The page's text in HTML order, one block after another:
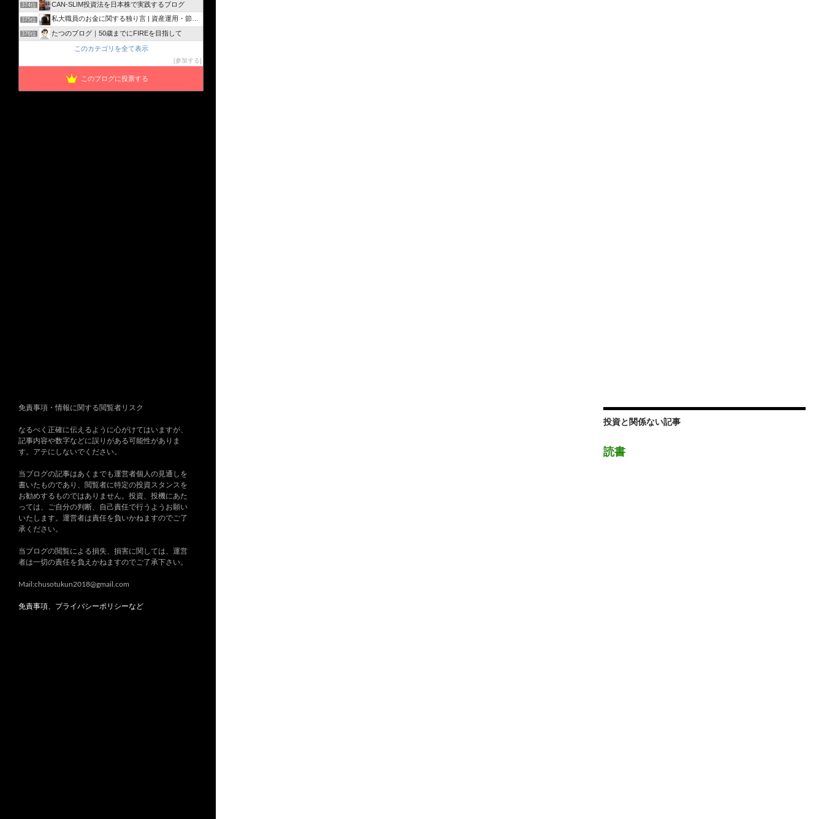
投資と関係ない記事
読書
374位 CAN-SLIM投資法を日本株で実践するブログ
375位 私大職員のお金に関する独り言 | 資産運用・節税・節約…
376位 たつのブログ｜50歳までにFIREを目指して
このカテゴリを全て表示
参加する
このブログに投票する
免責事項・情報に関する閲覧者リスク
なるべく正確に伝えるように心がけてはいますが、
記事内容や数字などに誤りがある可能性がありま
す。アテにしないでください。
当ブログの記事はあくまでも運営者個人の見通しを
書いたものであり、閲覧者に特定の投資スタンスを
お勧めするものではありません。投資、投機にあた
っては、ご自分の判断、自己責任で行うようお願い
いたします。運営者は責任を負いかねますのでご了
承ください。
当ブログの閲覧による損失、損害に関しては、運営
者は一切の責任を負えかねますのでご了承下さい。
Mail:chusotukun2018@gmail.com
免責事項、プライバシーポリシーなど